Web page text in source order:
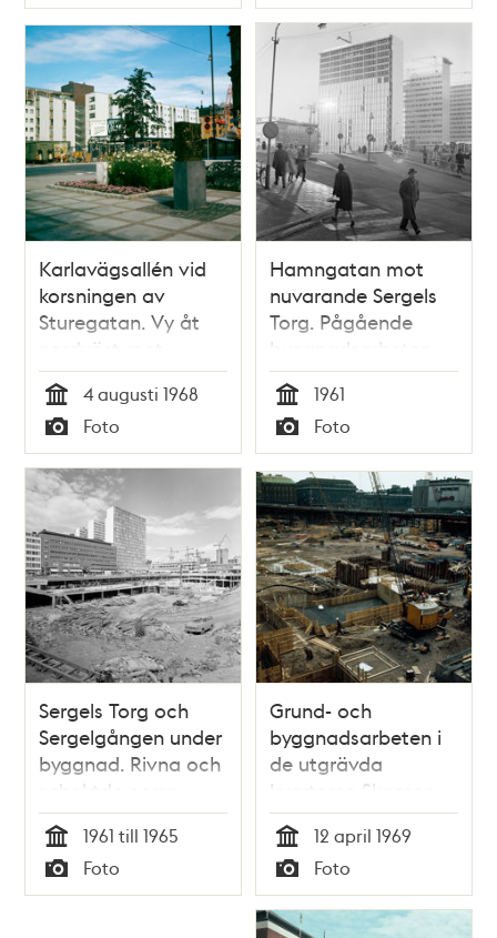
Typ Typ
Karlavägsallén vid
korsningen av
Sturegatan. Vy åt
nordväst mot
byggnadsarbeten i
kv. Lönnen. I fonden
Park Hotel
Tid
4 augusti 1968
Typ
Foto
Hamngatan mot
nuvarande Sergels
Torg. Pågående
byggnadsarbeten
på femte
hötorgshuset. T.h.
provisorisk bro för
Sveavägen
Tid
1961
Typ
Foto
Sergels Torg och
Sergelgången under
byggnad. Rivna och
schaktde norra
delen av kv.
Skansen. I fonden
byggnadsarbete i
kv. Hästskon
Tid
1961 till 1965
Typ
Foto
Grund- och
byggnadsarbeten i
de utgrävda
kvarteren Skansen
och Frigga. Vy åt
söder mot
Vattugatan och
Drottninggatan på
stolpar
Tid
12 april 1969
Typ
Foto